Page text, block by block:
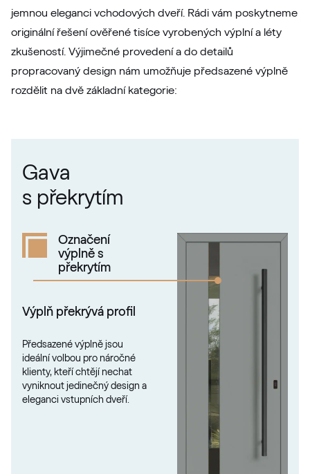
RAL 1032
RAL 1032
RAL 1034
RAL 1034
RAL 1035
RAL 1035
RAL 1036
jemnou eleganci vchodových dveří. Rádi vám poskytneme
originální řešení ověřené tisíce vyrobených výplní a léty
zkušeností. Výjimečné provedení a do detailů
propracovaný design nám umožňuje předsazené výplně
rozdělit na dvě základní kategorie:
Gava
s překrytím
Označení
výplně s
překrytím
Výplň překrývá profil
Předsazené výplně jsou
ideální volbou pro náročné
klienty, kteří chtějí nechat
vyniknout jedinečný design a
eleganci vstupních dveří.